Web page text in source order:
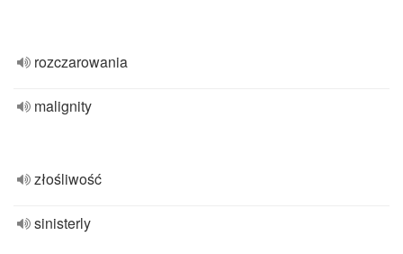
rozczarowania
malignity
złośliwość
sinisterly